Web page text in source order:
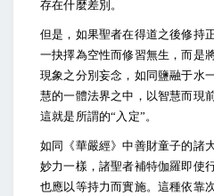
存在什麼差別。
但是，如果聖者在得道之後修持
一抉擇為空性而修習無生，而是
現象之分別妄念，如同鹽融于水
慧的一體法界之中，以智慧而現
這就是所謂的“入定”。
如同《華嚴經》中善財童子的諸
妙力一樣，諸聖者補特伽羅即使
也應以等持力而實施。這種依靠